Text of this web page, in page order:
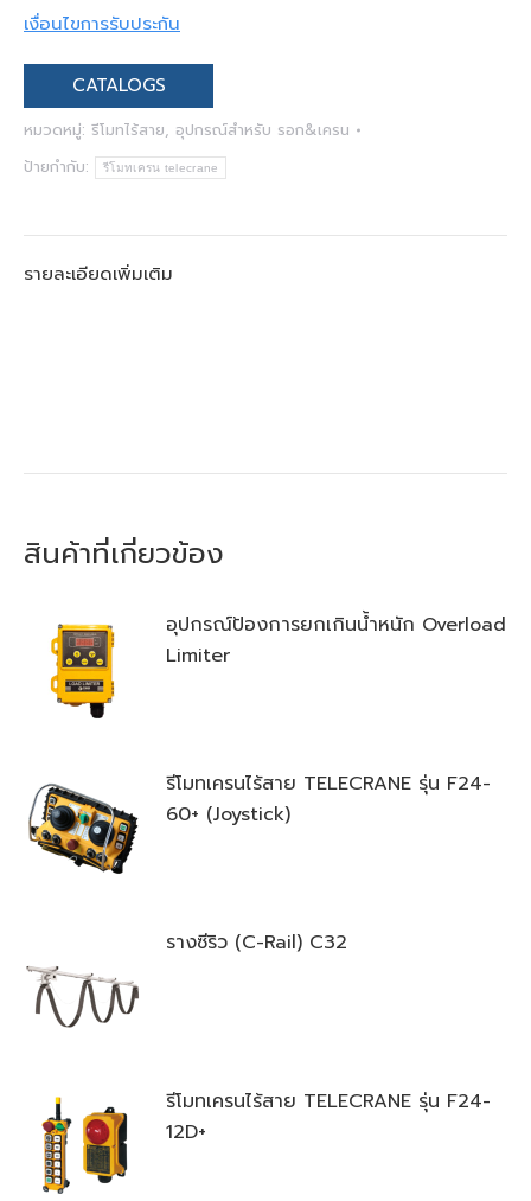
เงื่อนไขการรับประกัน
CATALOGS
หมวดหมู่: รีโมทไร้สาย, อุปกรณ์สำหรับ รอก&เครน
ป้ายกำกับ:
รีโมทเครน telecrane
รายละเอียดเพิ่มเติม
สินค้าที่เกี่ยวข้อง
อุปกรณ์ป้องการยกเกินน้ำหนัก Overload
Limiter
รีโมทเครนไร้สาย TELECRANE รุ่น F24-
60+ (Joystick)
รางซีริว (C-Rail) C32
รีโมทเครนไร้สาย TELECRANE รุ่น F24-
12D+